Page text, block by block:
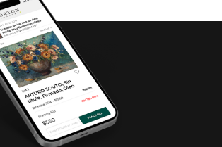
Observaciones: Chasis
Benz, Sprinter 903 316,
de arranque por lo que no se
motor parcialmente
tapa de inyectores, sin
con golpes ligeros,